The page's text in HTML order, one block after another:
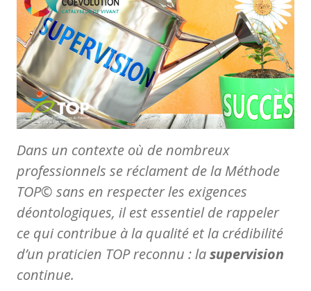
Dans un contexte où de nombreux
professionnels se réclament de la Méthode
TOP© sans en respecter les exigences
déontologiques, il est essentiel de rappeler
ce qui contribue à la qualité et la crédibilité
d’un praticien TOP reconnu : lasupervision
continue.